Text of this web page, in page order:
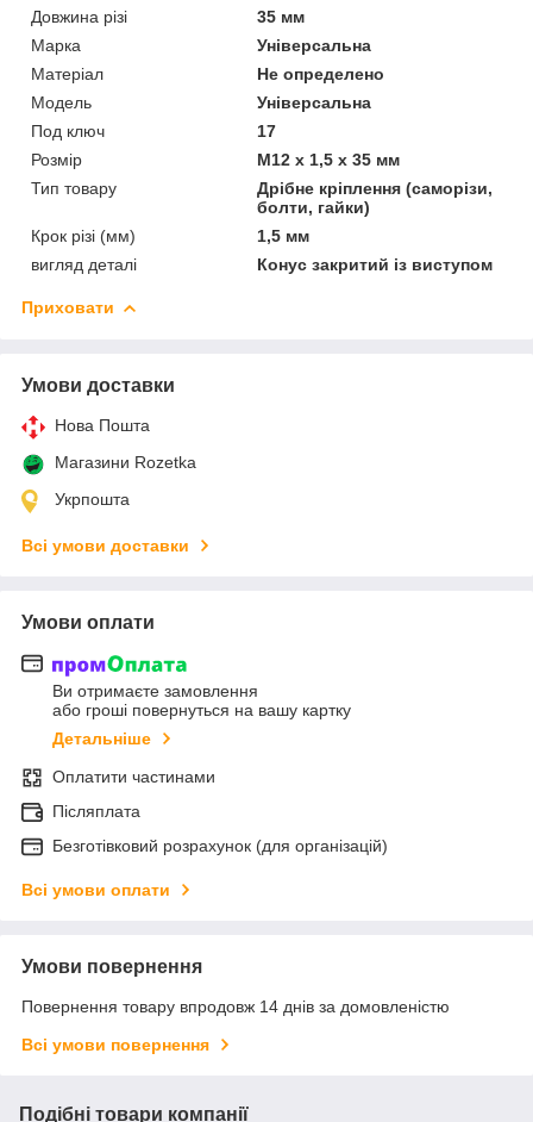
Довжина різі
35 мм
Марка
Універсальна
Матеріал
Не определено
Мoдель
Універсальна
Под ключ
17
Розмір
М12 х 1,5 х 35 мм
Тип товару
Дрібне кріплення (саморізи,
болти, гайки)
Крок різі (мм)
1,5 мм
вигляд деталі
Конус закритий із виступом
Приховати
Умови доставки
Нова Пошта
Магазини Rozetka
Укрпошта
Всі умови доставки
Умови оплати
Ви отримаєте замовлення
або гроші повернуться на вашу картку
Детальніше
Оплатити частинами
Післяплата
Безготівковий розрахунок (для організацій)
Всі умови оплати
Умови повернення
Повернення товару впродовж 14 днів за домовленістю
Всі умови повернення
Подібні товари компанії